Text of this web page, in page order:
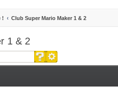
! Club Super Mario Maker 1 & 2
1 & 2
Rechercher
Recherche avancée